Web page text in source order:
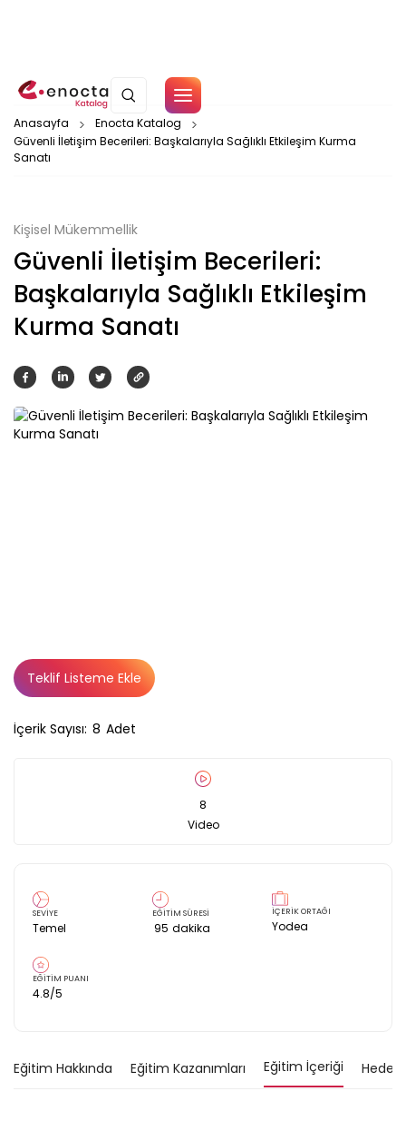
Çerez Politikamız
Anasayfa
Enocta Katalog
Güvenli İletişim Becerileri: Başkalarıyla Sağlıklı Etkileşim Kurma
Sanatı
Kişisel Mükemmellik
Güvenli İletişim Becerileri:
Başkalarıyla Sağlıklı Etkileşim
Kurma Sanatı
İçerik Sayısı: 8 Adet
8
Video
SEVİYE
Temel
EĞİTİM SÜRESİ
95 dakika
İÇERİK ORTAĞI
Yodea
EĞİTİM PUANI
4.8/5
Teklif Listeme Ekle
Eğitim Hakkında Eğitim Kazanımları Eğitim İçeriği Hedef